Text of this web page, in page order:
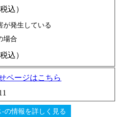
税込）
が発生している
場合
税込）
ページはこちら
-の情報を詳しく見る